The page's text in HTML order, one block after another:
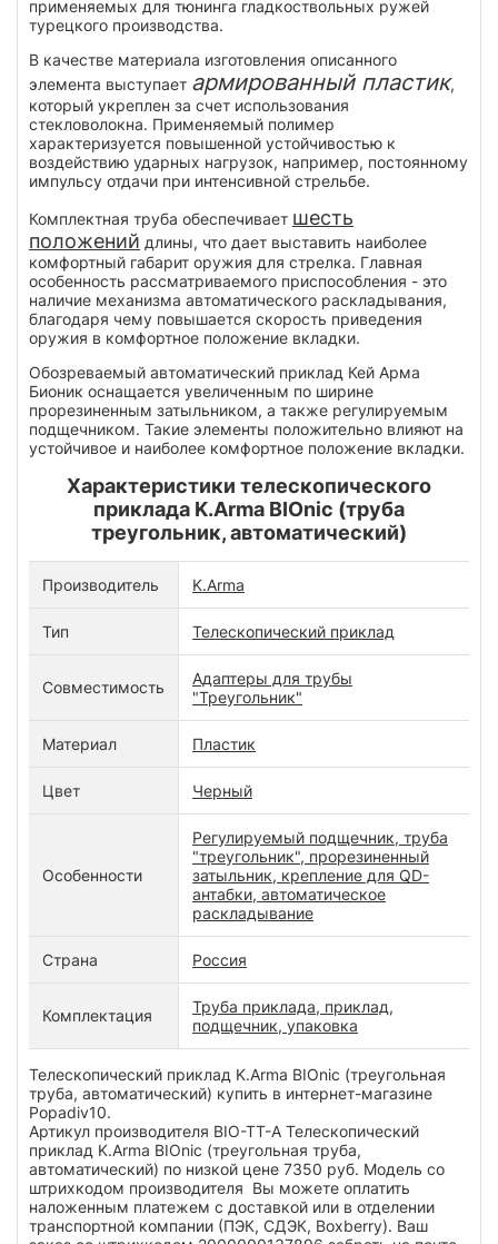
применяемых для тюнинга гладкоствольных ружей
турецкого производства.
В качестве материала изготовления описанного
элемента выступает армированный пластик,
который укреплен за счет использования
стекловолокна. Применяемый полимер
характеризуется повышенной устойчивостью к
воздействию ударных нагрузок, например, постоянному
импульсу отдачи при интенсивной стрельбе.
Комплектная труба обеспечивает шесть
положений длины, что дает выставить наиболее
комфортный габарит оружия для стрелка. Главная
особенность рассматриваемого приспособления - это
наличие механизма автоматического раскладывания,
благодаря чему повышается скорость приведения
оружия в комфортное положение вкладки.
Обозреваемый автоматический приклад Кей Арма
Бионик оснащается увеличенным по ширине
прорезиненным затыльником, а также регулируемым
подщечником. Такие элементы положительно влияют на
устойчивое и наиболее комфортное положение вкладки.
Характеристики телескопического
приклада K.Arma BIOnic (труба
треугольник, автоматический)
Производитель K.Arma
Тип Телескопический приклад
Совместимость
Адаптеры для трубы
"Треугольник"
Материал Пластик
Цвет Черный
Особенности
Регулируемый подщечник, труба
"треугольник", прорезиненный
затыльник, крепление для QD-
антабки, автоматическое
раскладывание
Страна Россия
Комплектация
Труба приклада, приклад,
подщечник, упаковка
Телескопический приклад K.Arma BIOnic (треугольная
труба, автоматический) купить в интернет-магазине
Popadiv10.
Артикул производителя BIO-TT-А Телескопический
приклад K.Arma BIOnic (треугольная труба,
автоматический) по низкой цене 7350 руб. Модель со
штрихкодом производителя Вы можете оплатить
наложенным платежем с доставкой или в отделении
транспортной компании (ПЭК, СДЭК, Boxberry). Ваш